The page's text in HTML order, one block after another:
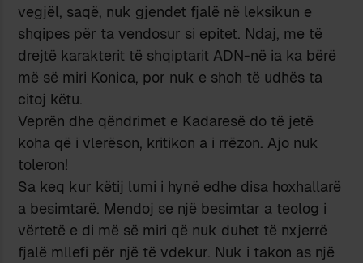
vegjël, saqë, nuk gjendet fjalë në leksikun e
shqipes për ta vendosur si epitet. Ndaj, me të
drejtë karakterit të shqiptarit ADN-në ia ka bërë
më së miri Konica, por nuk e shoh të udhës ta
citoj këtu.
Veprën dhe qëndrimet e Kadaresë do të jetë
koha që i vlerëson, kritikon a i rrëzon. Ajo nuk
toleron!
Sa keq kur këtij lumi i hynë edhe disa hoxhallarë
a besimtarë. Mendoj se një besimtar a teolog i
vërtetë e di më së miri që nuk duhet të nxjerrë
fjalë mllefi për një të vdekur. Nuk i takon as një